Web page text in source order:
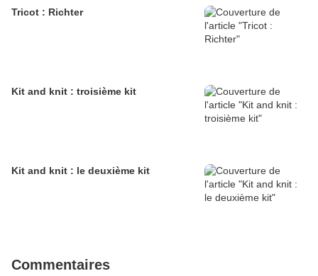
Tricot : Richter
Kit and knit : troisième kit
Kit and knit : le deuxième kit
Commentaires